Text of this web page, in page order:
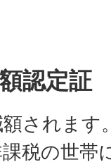
認定証
されます
税の世帯